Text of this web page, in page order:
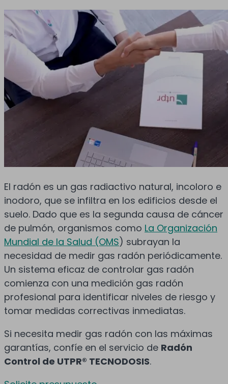
El radón es un gas radiactivo natural, incoloro e
inodoro, que se infiltra en los edificios desde el
suelo. Dado que es la segunda causa de cáncer
de pulmón, organismos como La Organización
Mundial de la Salud (OMS) subrayan la
necesidad de medir gas radón periódicamente.
Un sistema eficaz de controlar gas radón
comienza con una medición gas radón
profesional para identificar niveles de riesgo y
tomar medidas correctivas inmediatas.
Si necesita medir gas radón con las máximas
garantías, confíe en el servicio de Radón
Control de UTPR® TECNODOSIS.